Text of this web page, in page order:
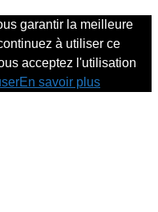
garantir la meilleure
à utiliser ce
acceptez l'utilisation
En savoir plus